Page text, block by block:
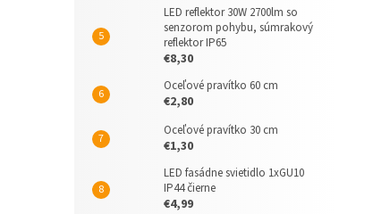
LED reflektor 30W 2700lm so
senzorom pohybu, súmrakový
reflektor IP65
€8,30
Oceľové pravítko 60 cm
€2,80
Oceľové pravítko 30 cm
€1,30
LED fasádne svietidlo 1xGU10
IP44 čierne
€4,99